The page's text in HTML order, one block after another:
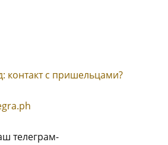
контакт с пришельцами?
телеграм-